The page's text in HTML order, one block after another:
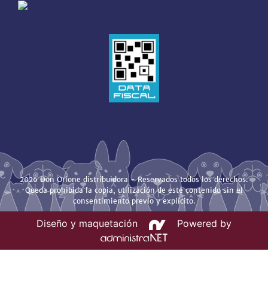
2026 Don Orione distribuidora - Reservados todos los derechos.
Queda prohibida la copia, utilización de este contenido sin el
consentimiento previo y explícito.
Diseño y maquetación Powered by